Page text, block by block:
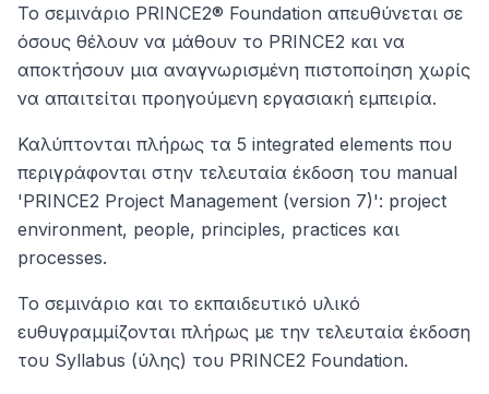
Το σεμινάριο PRINCE2® Foundation απευθύνεται σε
όσους θέλουν να μάθουν το PRINCE2 και να
αποκτήσουν μια αναγνωρισμένη πιστοποίηση χωρίς
να απαιτείται προηγούμενη εργασιακή εμπειρία.
Καλύπτονται πλήρως τα 5 integrated elements που
περιγράφονται στην τελευταία έκδοση του manual
'PRINCE2 Project Management (version 7)': project
environment, people, principles, practices και
processes.
To σεμινάριο και το εκπαιδευτικό υλικό
ευθυγραμμίζονται πλήρως με την τελευταία έκδοση
του Syllabus (ύλης) του PRINCE2 Foundation.